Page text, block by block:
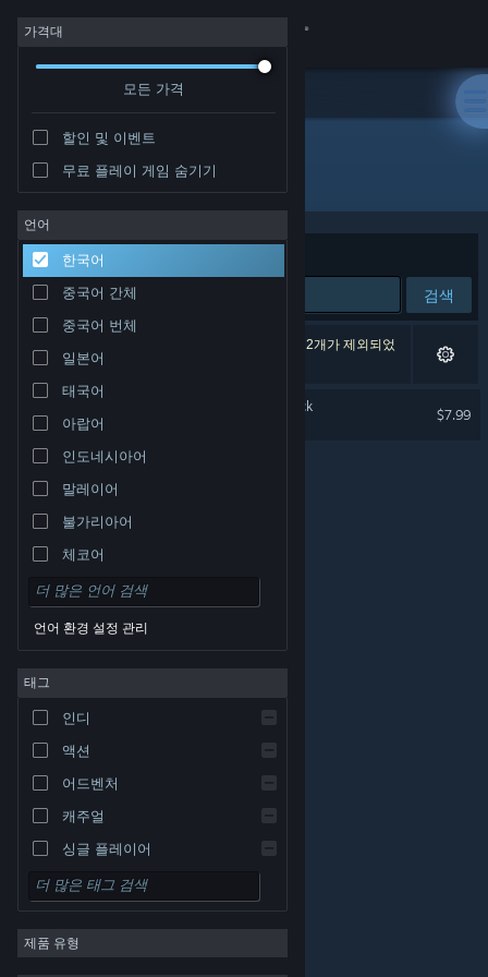
로그인
커뮤니티
정보
지원
언어 변경
Steam 모바일 앱 다운로드
PC 웹사이트 보기
및 기타 국가에서 각각 해당 소유자의 재산입니다.개인정
보 처리방침|법적 고지|접근성|Steam 이용 약관|
환불 | 쿠키
가격대
모든 가격
할인 및 이벤트
무료 플레이 게임 숨기기
언어
한국어
중국어 간체
중국어 번체
일본어
태국어
아랍어
인도네시아어
말레이어
불가리아어
체코어
덴마크어
독일어
영어
스페인어 - 중남미
그리스어
언어 환경 설정 관리
태그
인디
액션
어드벤처
캐주얼
싱글 플레이어
시뮬레이션
RPG
전략
제품 유형
개발자: Rapturous Studio
정렬 기준 연관성
검색
검색 결과가 1개 있습니다. 환경 설정에 따라 게임 2개가 제외되었
습니다.
Beloved Rapture Soundtrack
$7.99